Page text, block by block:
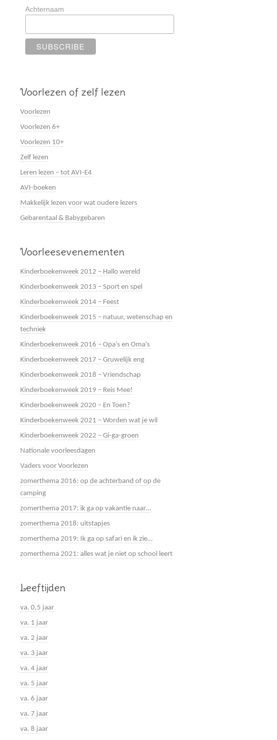
Achternaam
Voorlezen of zelf lezen
Voorlezen
Voorlezen 6+
Voorlezen 10+
Zelf lezen
Leren lezen – tot AVI-E4
AVI-boeken
Makkelijk lezen voor wat oudere lezers
Gebarentaal & Babygebaren
Voorleesevenementen
Kinderboekenweek 2012 – Hallo wereld
Kinderboekenweek 2013 – Sport en spel
Kinderboekenweek 2014 – Feest
Kinderboekenweek 2015 – natuur, wetenschap en
techniek
Kinderboekenweek 2016 – Opa’s en Oma’s
Kinderboekenweek 2017 – Gruwelijk eng
Kinderboekenweek 2018 – Vriendschap
Kinderboekenweek 2019 – Reis Mee!
Kinderboekenweek 2020 – En Toen?
Kinderboekenweek 2021 – Worden wat je wil
Kinderboekenweek 2022 – Gi-ga-groen
Nationale voorleesdagen
Vaders voor Voorlezen
zomerthema 2016: op de achterband of op de
camping
zomerthema 2017: ik ga op vakantie naar…
zomerthema 2018: uitstapjes
zomerthema 2019: Ik ga op safari en ik zie…
zomerthema 2021: alles wat je niet op school leert
Leeftijden
va. 0,5 jaar
va. 1 jaar
va. 2 jaar
va. 3 jaar
va. 4 jaar
va. 5 jaar
va. 6 jaar
va. 7 jaar
va. 8 jaar